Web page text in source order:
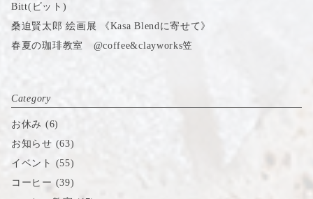
Bitt(ビット)
桑迫賢太郎 絵画展 《Kasa Blendに寄せて》
春夏の珈琲教室 @coffee&clayworks笠
Category
お休み (6)
お知らせ (63)
イベント (55)
コーヒー (39)